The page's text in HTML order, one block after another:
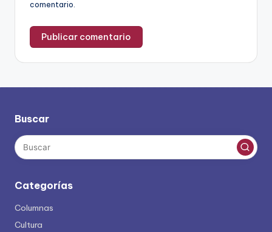
comentario.
Buscar
Categorías
Columnas
Cultura